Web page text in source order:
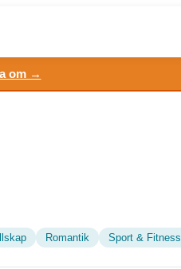
om →
Romantik Sport & Fitness